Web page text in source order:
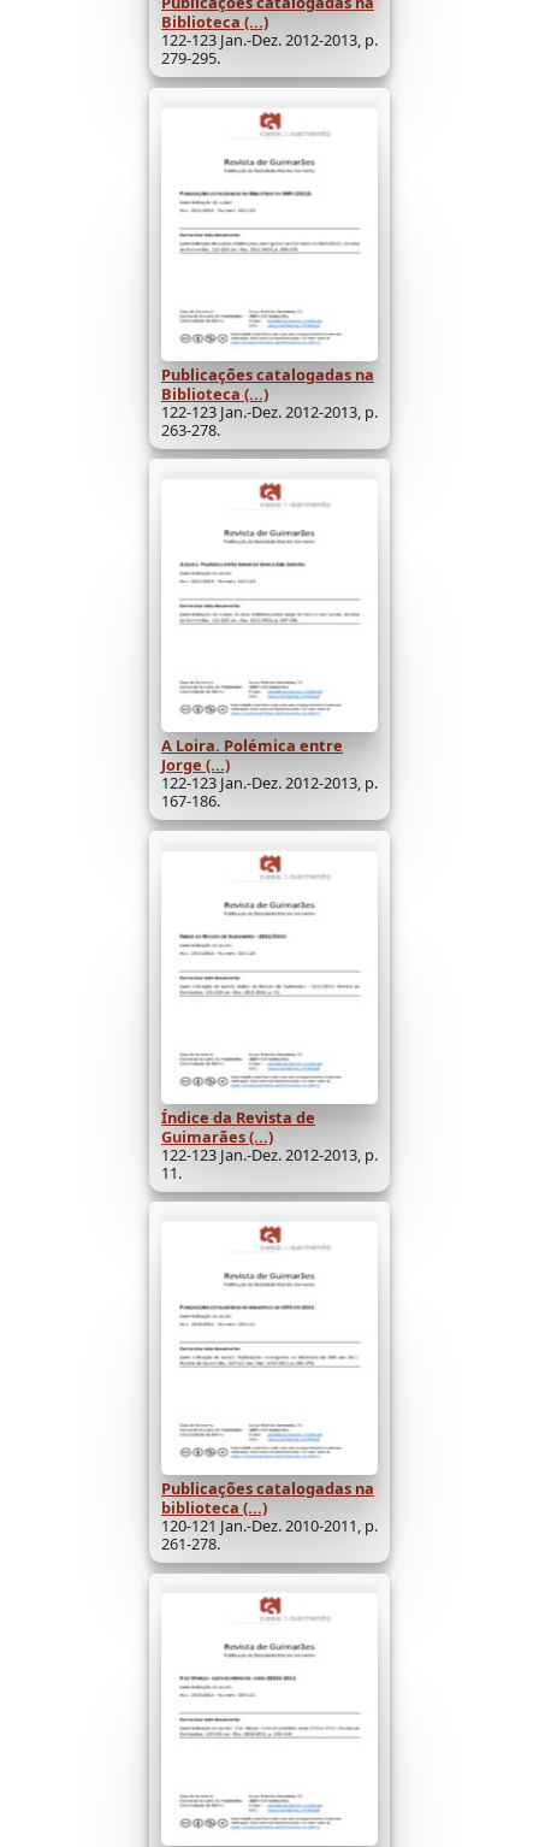
Biblioteca (...)
122-123 Jan.-Dez. 2012-2013, p.
279-295.
Publicações catalogadas na
Biblioteca (...)
122-123 Jan.-Dez. 2012-2013, p.
263-278.
A Loira. Polémica entre
Jorge (...)
122-123 Jan.-Dez. 2012-2013, p.
167-186.
Índice da Revista de
Guimarães (...)
122-123 Jan.-Dez. 2012-2013, p.
11.
Publicações catalogadas na
biblioteca (...)
120-121 Jan.-Dez. 2010-2011, p.
261-278.